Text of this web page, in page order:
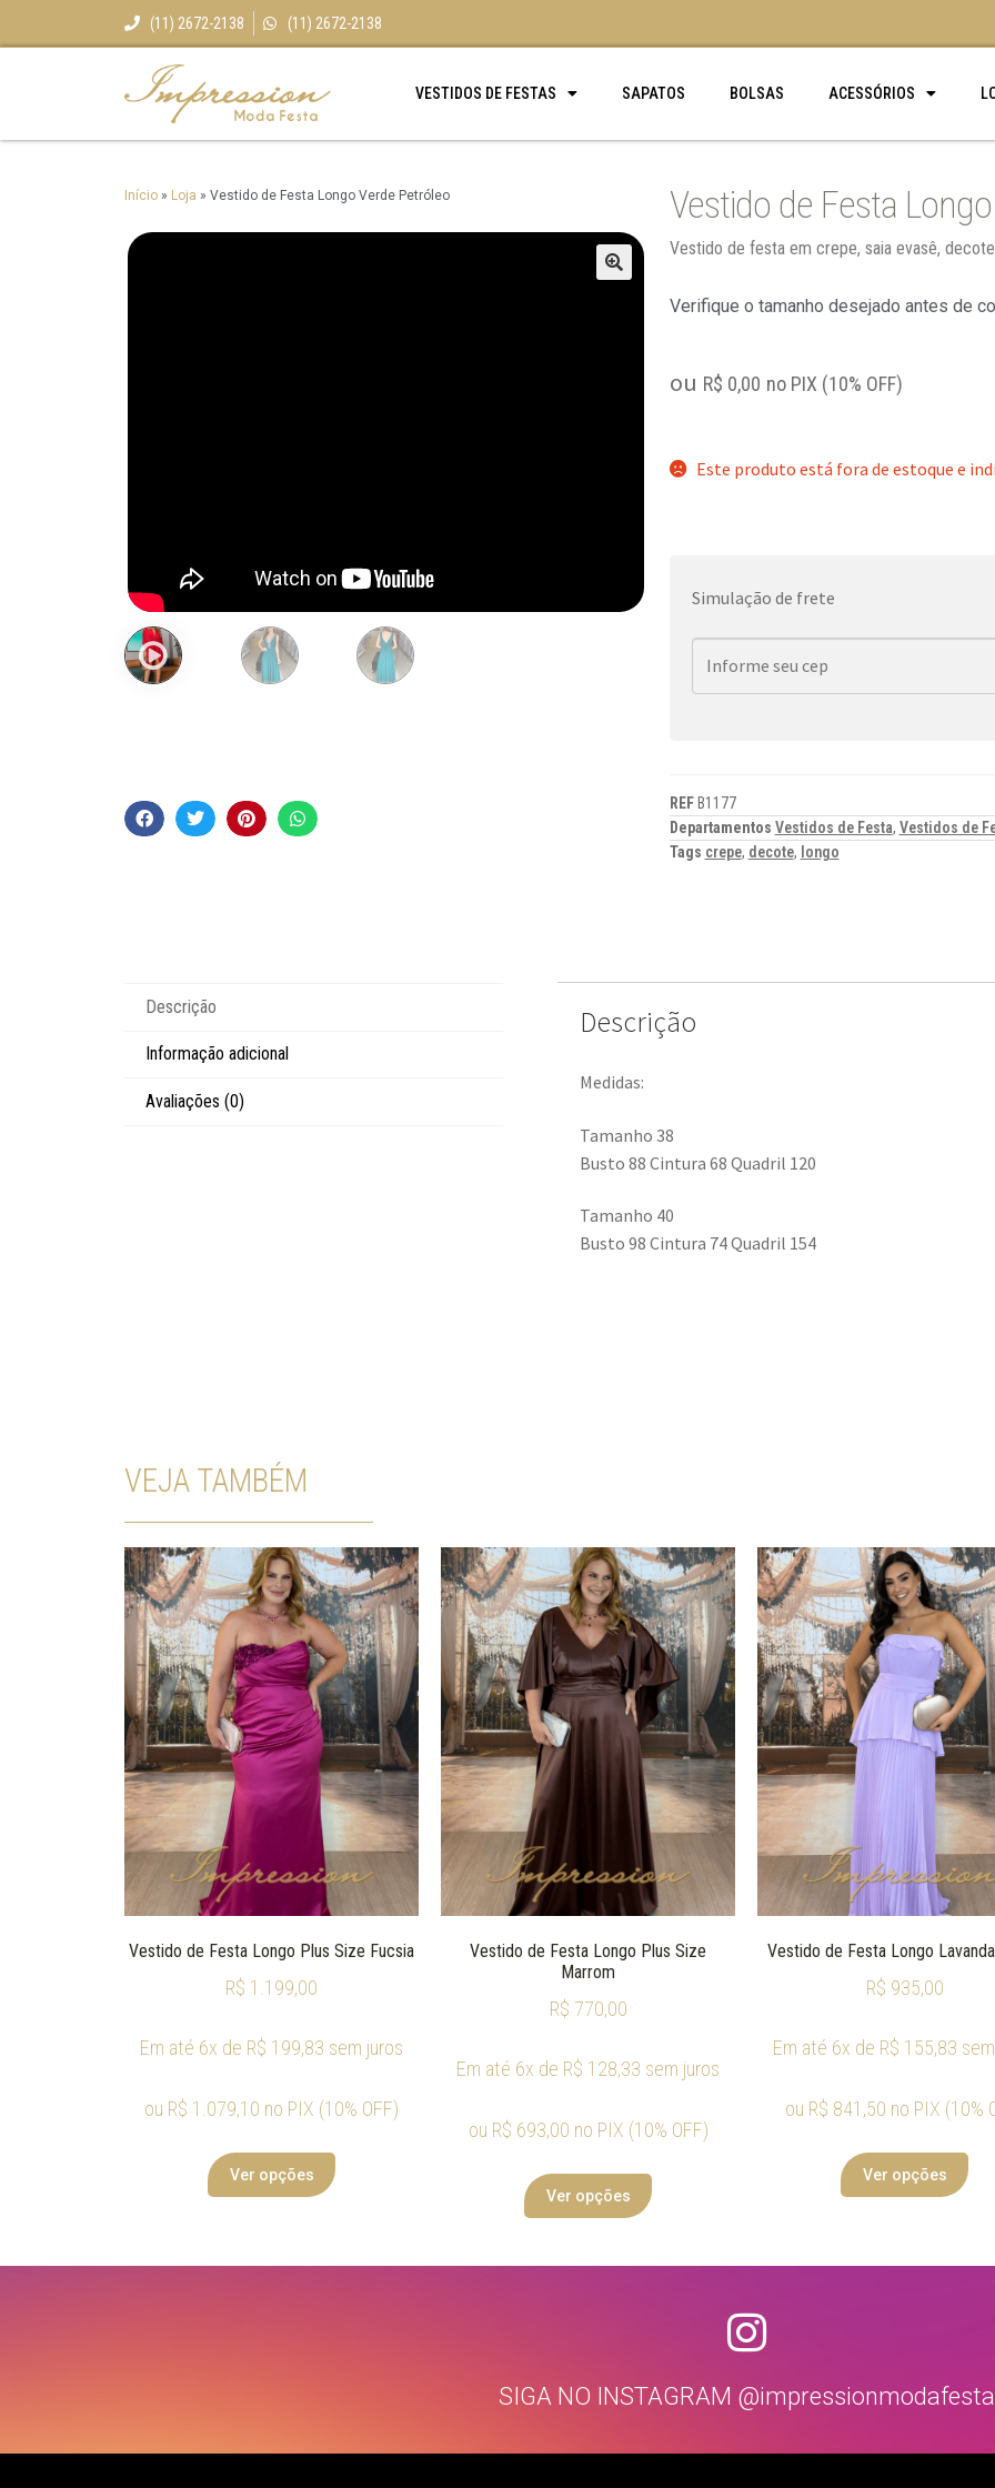
(11) 2672-2138 (11) 2672-2138
VESTIDOS DE FESTAS SAPATOS BOLSAS ACESSÓRIOS
Início » Loja » Vestido de Festa Longo Verde Petróleo Vestido de Festa
Vestido de festa em crepe, saia evasê,
Verifique o tamanho desejado antes de
ou R$ 0,00 no PIX (10% OFF)
Este produto está fora de estoque e
Simulação de frete
REF B1177
Departamentos Vestidos de Festa, Vestidos de
Tags crepe, decote, longo
Descrição
Informação adicional
Avaliações (0)
Descrição
Medidas:
Tamanho 38
Busto 88 Cintura 68 Quadril 120
Tamanho 40
Busto 98 Cintura 74 Quadril 154
VEJA TAMBÉM
Vestido de Festa Longo Plus Size Fucsia
R$ 1.199,00
Em até 6x de R$ 199,83 sem juros
ou R$ 1.079,10 no PIX (10% OFF)
Ver opções
Vestido de Festa Longo Plus Size
Marrom
R$ 770,00
Em até 6x de R$ 128,33 sem juros
ou R$ 693,00 no PIX (10% OFF)
Ver opções
Vestido de Festa Longo
R$ 935,00
Em até 6x de R$ 155,83
ou R$ 841,50 no PIX (10%
Ver opções
SIGA NO INSTAGRAM @impressionmodafesta